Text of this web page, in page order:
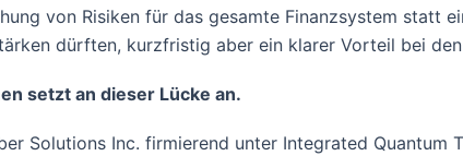
von Risiken für das gesamte Finanzsystem
dürften, kurzfristig aber ein klarer Vorteil bei
setzt an dieser Lücke an.
Solutions Inc. firmierend unter Integrated Quantum